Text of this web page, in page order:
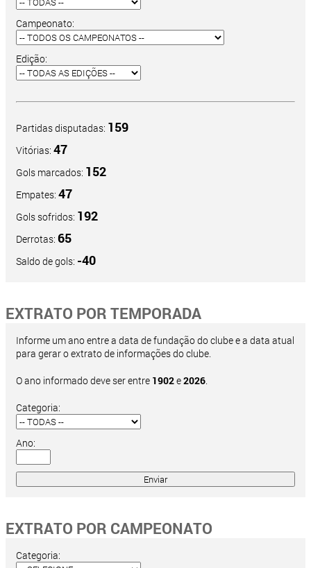
Campeonato:
Edição:
Partidas disputadas: 159
Vitórias: 47
Gols marcados: 152
Empates: 47
Gols sofridos: 192
Derrotas: 65
Saldo de gols: -40
EXTRATO POR TEMPORADA
Informe um ano entre a data de fundação do clube e a data atual
para gerar o extrato de informações do clube.
O ano informado deve ser entre 1902e2026.
Categoria:
Ano:
EXTRATO POR CAMPEONATO
Categoria: